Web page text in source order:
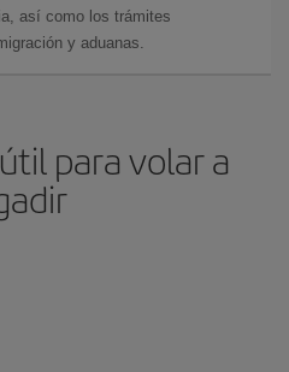
así como los trámites
y aduanas.
para volar a